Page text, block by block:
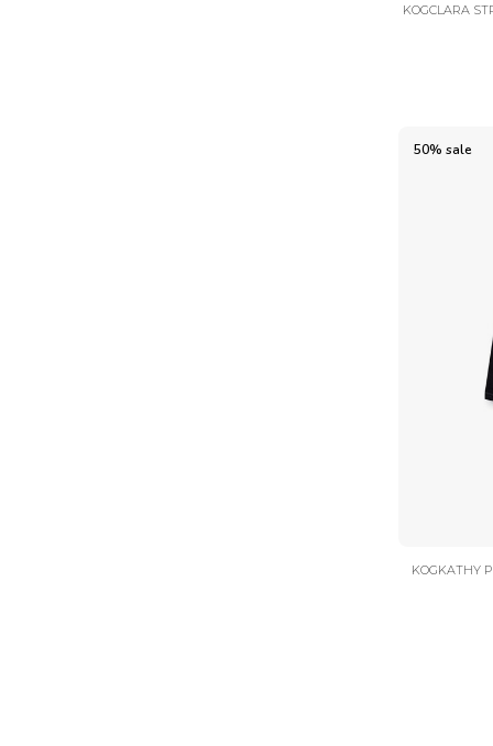
KOGCLARA
50% sale
KOGKATHY